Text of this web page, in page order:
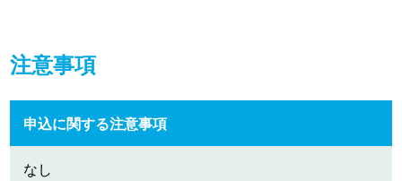
注意事項
申込に関する注意事項
なし